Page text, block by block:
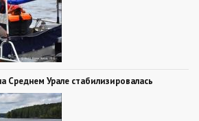
Среднем Урале стабилизировалась